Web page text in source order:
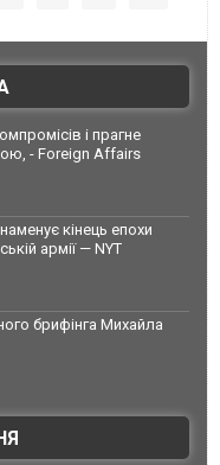
і прагне
- Foreign Affairs
кінець епохи
армії — NYT
брифінга Михайла